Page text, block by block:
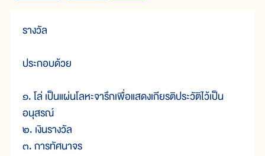
รางวัล
ประกอบด้วย
๑. โล่ เป็นแผ่นโลหะจารึกเพื่อแสดงเกียรติประวัติไว้เป็น
อนุสรณ์
๒. เงินรางวัล
๓. การทัศนาจร